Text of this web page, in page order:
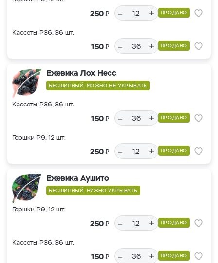
250₽ – + ПРОДАНО
Кассеты Р36, 36 шт.
150₽ – + ПРОДАНО
Ежевика Лох Несс
БЕСШИПНЫЙ, МОЖНО НЕ УКРЫВАТЬ
Кассеты Р36, 36 шт.
150₽ – + ПРОДАНО
Горшки Р9, 12 шт.
250₽ – + ПРОДАНО
Ежевика Аушито
БЕСШИПНЫЙ, НУЖНО УКРЫВАТЬ
Горшки Р9, 12 шт.
250₽ – + ПРОДАНО
Кассеты Р36, 36 шт.
150₽ – + ПРОДАНО